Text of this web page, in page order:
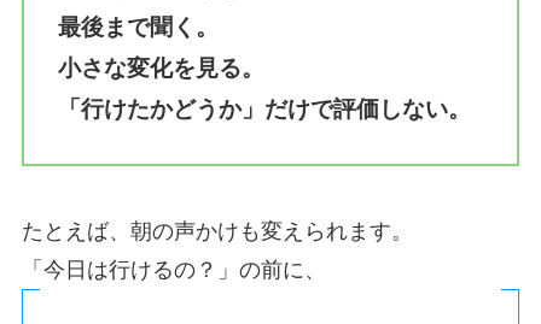
最後まで聞く。
小さな変化を見る。
「行けたかどうか」だけで評価しない。
たとえば、朝の声かけも変えられます。
「今日は行けるの？」の前に、